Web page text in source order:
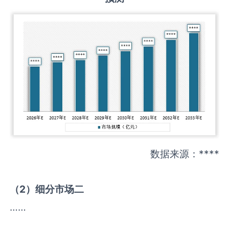
数据来源：****
（2）细分市场二
……